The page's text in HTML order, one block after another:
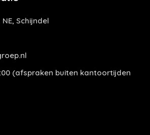
NE, Schijndel
(afspraken buiten kantoortijden